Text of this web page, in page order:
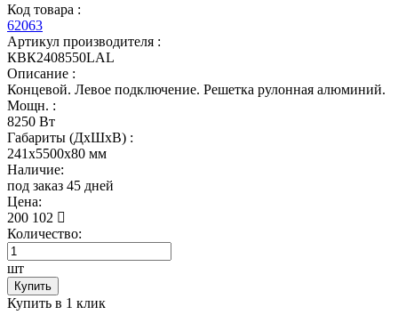
Код товара :
62063
Артикул производителя :
КВК2408550LAL
Описание :
Концевой. Левое подключение. Решетка рулонная алюминий.
Мощн. :
8250 Вт
Габариты (ДхШхВ) :
241x5500x80 мм
Наличие:
под заказ 45 дней
Цена:
200 102
Количество:
шт
Купить
Купить в 1 клик